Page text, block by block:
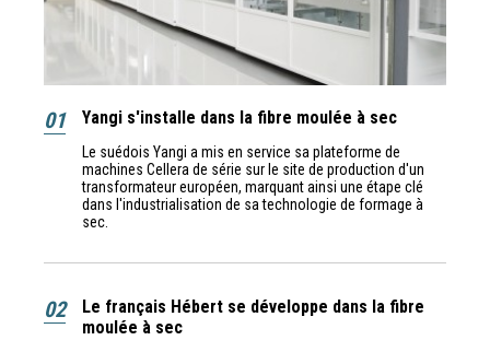
01 Yangi s'installe dans la fibre moulée à sec
Le suédois Yangi a mis en service sa plateforme de
machines Cellera de série sur le site de production d'un
transformateur européen, marquant ainsi une étape clé
dans l'industrialisation de sa technologie de formage à
sec.
02
Le français Hébert se développe dans la fibre
moulée à sec